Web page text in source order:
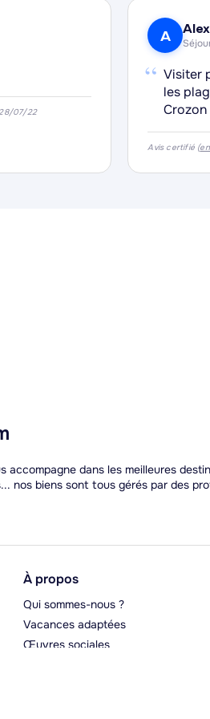
07/22
A
“ Visiter
les
Crozon
Avis certifié (
accompagne dans les meilleures
nos biens sont tous gérés par des
À propos
Qui sommes-nous ?
Vacances adaptées
Œuvres sociales